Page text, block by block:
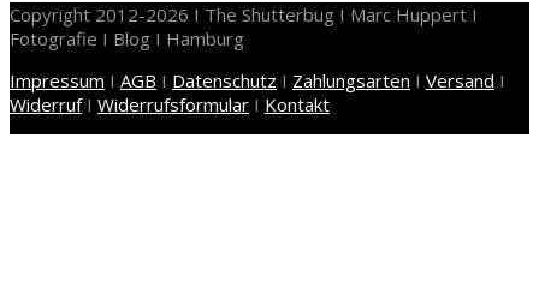
Copyright 2012-2026 I The Shutterbug I Marc Huppert I
Fotografie I Blog I Hamburg
Impressum I AGB I Datenschutz I Zahlungsarten I Versand I
WiderrufI Widerrufsformular I Kontakt